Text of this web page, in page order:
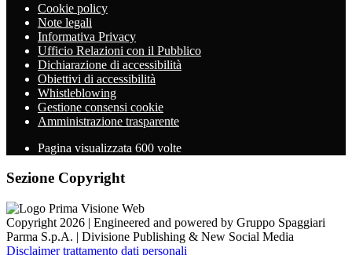
Cookie policy
Note legali
Informativa Privacy
Ufficio Relazioni con il Pubblico
Dichiarazione di accessibilità
Obiettivi di accessibilità
Whistleblowing
Gestione consensi cookie
Amministrazione trasparente
Pagina visualizzata 600 volte
Sezione Copyright
Copyright 2026 | Engineered and powered by Gruppo Spaggiari
Parma S.p.A. | Divisione Publishing & New Social Media
Disclaimer trattamento dati personali